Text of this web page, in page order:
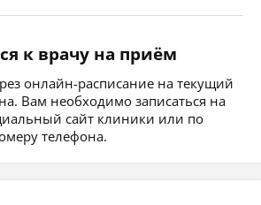
к врачу на приём
онлайн-расписание на текущий
Вам необходимо записаться на
сайт клиники или по
телефона.